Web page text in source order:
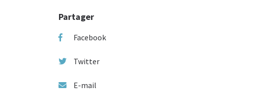
Partager
Facebook
Twitter
E-mail